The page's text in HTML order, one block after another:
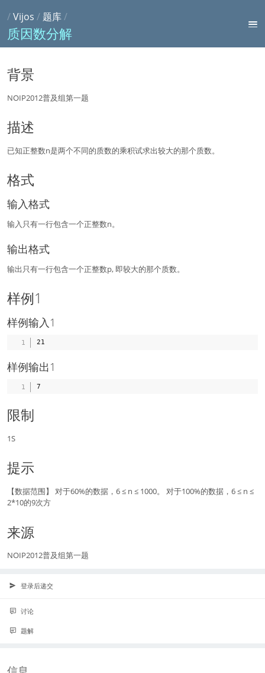
/Vijos / 题库/
质因数分解
背景
NOIP2012普及组第一题
描述
已知正整数n是两个不同的质数的乘积试求出较大的那个质数。
格式
输入格式
输入只有一行包含一个正整数n。
输出格式
输出只有一行包含一个正整数p, 即较大的那个质数。
样例1
样例输入1
样例输出1
限制
1S
提示
【数据范围】 对于60%的数据，6 ≤ n ≤ 1000。 对于100%的数据，6 ≤ n ≤
2*10的9次方
来源
NOIP2012普及组第一题
登录后递交
讨论
题解